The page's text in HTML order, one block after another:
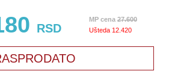
RSD
MP cena 27.600
Ušteda 12.420